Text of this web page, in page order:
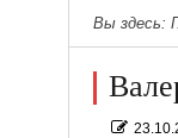
Вы здесь: